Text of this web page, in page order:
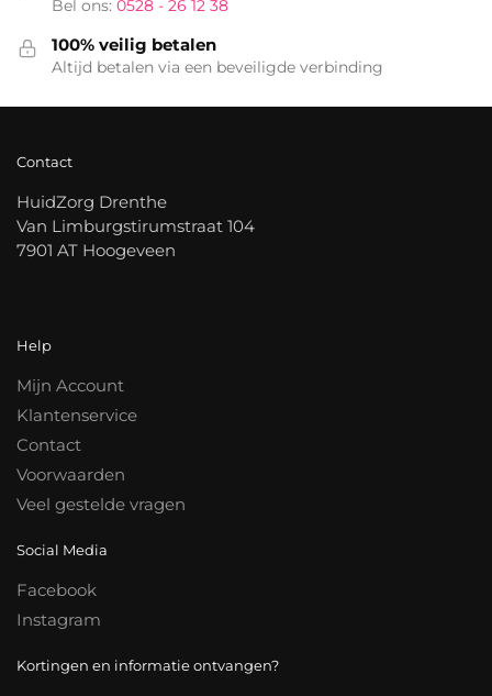
Bel ons: 0528 - 26 12 38
100% veilig betalen
Altijd betalen via een beveiligde verbinding
Contact
HuidZorg Drenthe
Van Limburgstirumstraat 104
7901 AT Hoogeveen
Help
Mijn Account
Klantenservice
Contact
Voorwaarden
Veel gestelde vragen
Social Media
Facebook
Instagram
Kortingen en informatie ontvangen?